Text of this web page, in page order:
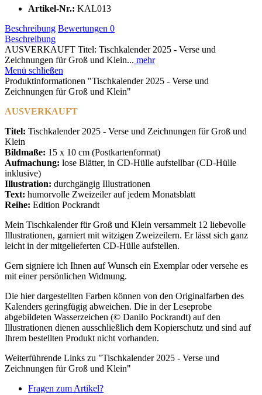
Artikel-Nr.: KAL013
Beschreibung Bewertungen 0
Beschreibung
AUSVERKAUFT Titel: Tischkalender 2025 - Verse und
Zeichnungen für Groß und Klein... mehr
Menü schließen
Produktinformationen "Tischkalender 2025 - Verse und
Zeichnungen für Groß und Klein"
AUSVERKAUFT
Titel: Tischkalender 2025 - Verse und Zeichnungen für Groß und
Klein
Bildmaße: 15 x 10 cm (Postkartenformat)
Aufmachung: lose Blätter, in CD-Hülle aufstellbar (CD-Hülle
inklusive)
Illustration: durchgängig Illustrationen
Text: humorvolle Zweizeiler auf jedem Monatsblatt
Reihe: Edition Pockrandt
Mein Tischkalender für Groß und Klein versammelt 12 liebevolle
Illustrationen, garniert mit witzigen Zweizeilern. Er lässt sich ganz
leicht in der mitgelieferten CD-Hülle aufstellen.
Gern signiere ich Ihnen auf Wunsch ein Exemplar oder versehe es
mit einer persönlichen Widmung.
Die hier dargestellten Farben können von den Originalfarben des
Kalenders geringfügig abweichen. Die in der Leseprobe
abgebildeten Wasserzeichen (© Danilo Pockrandt) auf den
Illustrationen dienen ausschließlich dem Kopierschutz und sind auf
Ihrem bestellten Produkt nicht vorhanden.
Weiterführende Links zu "Tischkalender 2025 - Verse und
Zeichnungen für Groß und Klein"
Fragen zum Artikel?